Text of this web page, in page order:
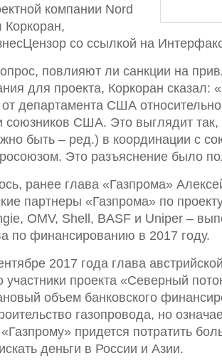
компании Nord
со ссылкой на
повлияют ли санкции на
для проекта, Коркоран сказал:
департамента США относительно
союзников США. Это выглядит
быть – ред.) в координации с
Это разъяснение было
ранее глава «Газпрома»
партнеры «Газпрома» по
OMV, Shell, BASF и Uniper –
по финансированию в 2017 году.
2017 года глава
участники проекта «Северный
объем банковского
газопровода, но
придется потратить
деньги в России и Азии.